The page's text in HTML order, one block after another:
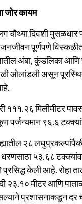
जोर कायम
चौथ्या दिवशी मुसळधार
पूर्णपणे
अंबा, कुंडलिका आणि
ओलांडली असून
१११.२६ मिलीमीटर
पर्जन्यमान ९६.६
२८
५३.६८
प्रसिद्ध केली आहे. रोहा
२३.१० मीटर आणि
प्रशासनाकडून दर